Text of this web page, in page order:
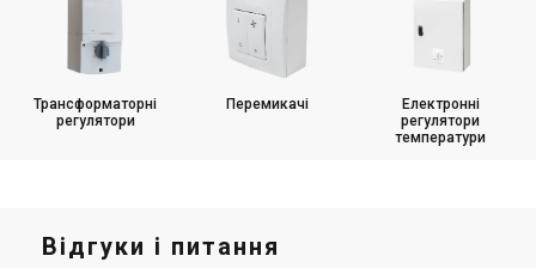
Трансформаторні
регулятори
Перемикачі
Електронні
регулятори
температури
Відгуки і питання